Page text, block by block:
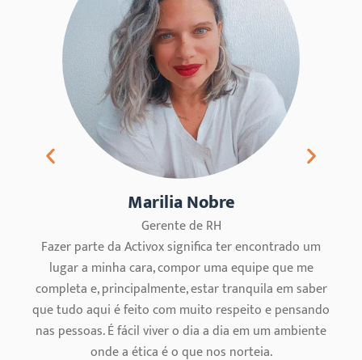
Marilia Nobre
Gerente de RH
Fazer parte da Activox significa ter encontrado um
lugar a minha cara, compor uma equipe que me
completa e, principalmente, estar tranquila em saber
que tudo aqui é feito com muito respeito e pensando
nas pessoas. É fácil viver o dia a dia em um ambiente
onde a ética é o que nos norteia.